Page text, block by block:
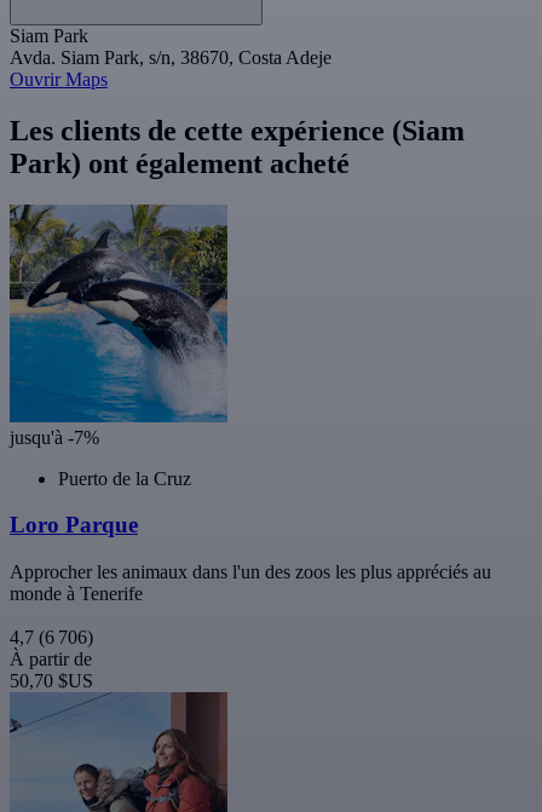
Siam Park
Avda. Siam Park, s/n, 38670, Costa Adeje
Ouvrir Maps
Les clients de cette expérience (Siam
Park) ont également acheté
jusqu'à -7%
Puerto de la Cruz
Loro Parque
Approcher les animaux dans l'un des zoos les plus appréciés au
monde à Tenerife
4,7 (6 706)
À partir de
50,70 $US